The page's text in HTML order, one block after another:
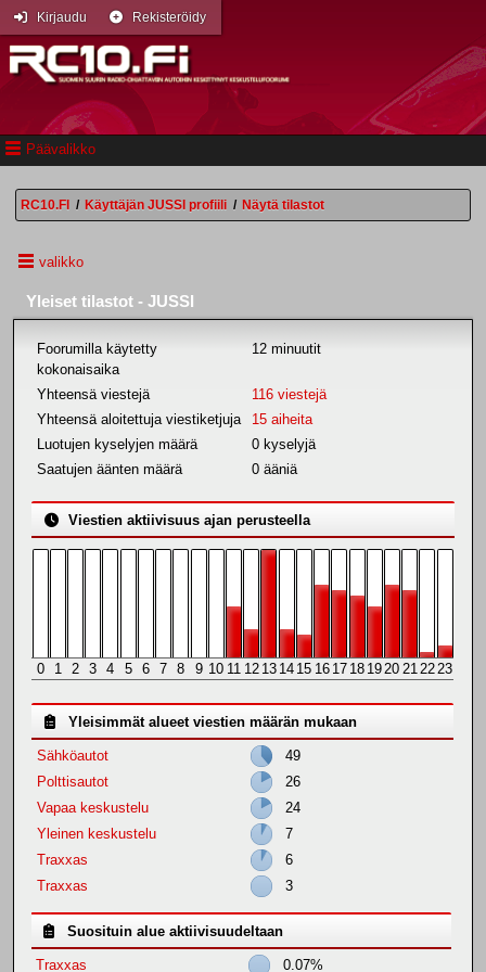
Päävalikko
Kirjaudu Rekisteröidy
RC10.FI / Käyttäjän JUSSI profiili / Näytä tilastot
valikko
Yleiset tilastot - JUSSI
Foorumilla käytetty
kokonaisaika
12 minuutit
Yhteensä viestejä
116 viestejä
Yhteensä aloitettuja viestiketjuja
15 aiheita
Luotujen kyselyjen määrä
0 kyselyjä
Saatujen äänten määrä
0 ääniä
Viestien aktiivisuus ajan perusteella
0 1 2 3 4 5 6 7 8 9 10 11 12 13 14 15 16 17 18 1920 212223
Yleisimmät alueet viestien määrän mukaan
Sähköautot
49
Polttisautot
26
Vapaa keskustelu
24
Yleinen keskustelu
7
Traxxas
6
Traxxas
3
Suosituin alue aktiivisuudeltaan
Traxxas 0.07%